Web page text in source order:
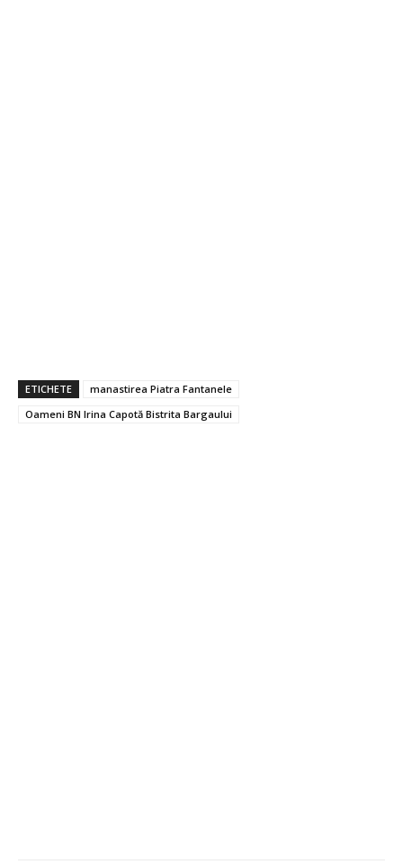
ETICHETE
manastirea Piatra Fantanele
Oameni BN Irina Capotă Bistrita Bargaului